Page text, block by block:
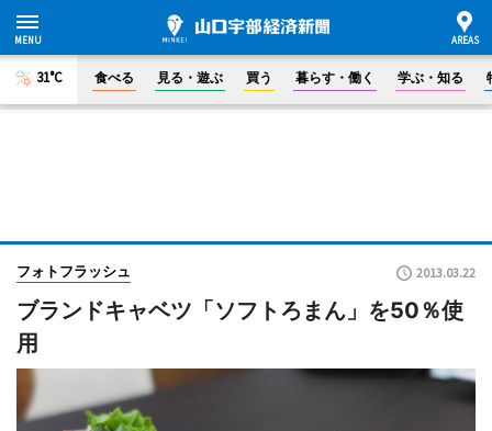
31°C 食べる 見る・遊ぶ 買う 暮らす・働く 学ぶ・知る
フォトフラッシュ 2013.03.22
ブランドキャベツ「ソフトろまん」を50％使
用